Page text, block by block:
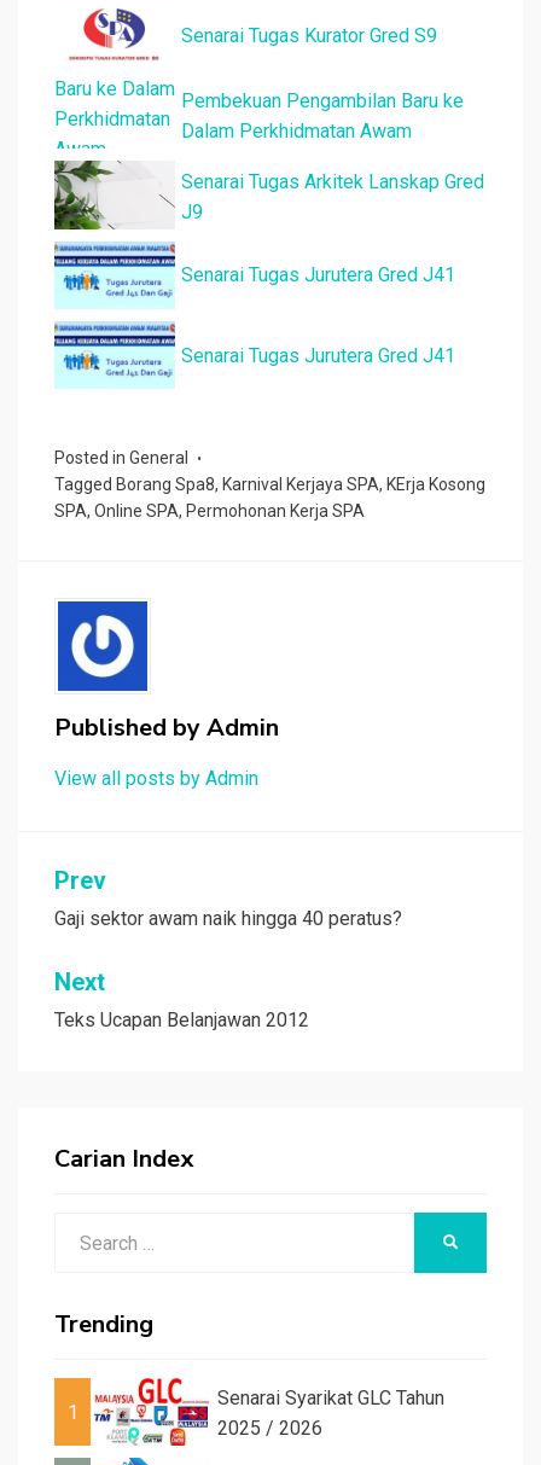
Senarai Tugas Kurator Gred S9
Pembekuan Pengambilan Baru ke
Dalam Perkhidmatan Awam
Senarai Tugas Arkitek Lanskap Gred
J9
Senarai Tugas Jurutera Gred J41
Senarai Tugas Jurutera Gred J41
Posted in General
Tagged Borang Spa8, Karnival Kerjaya SPA, KErja Kosong
SPA, Online SPA, Permohonan Kerja SPA
Published byAdmin
View all posts by Admin
Post
navigation
Prev
Gaji sektor awam naik hingga 40 peratus?
Next
Teks Ucapan Belanjawan 2012
Carian Index
Trending
1
Senarai Syarikat GLC Tahun
2025 / 2026